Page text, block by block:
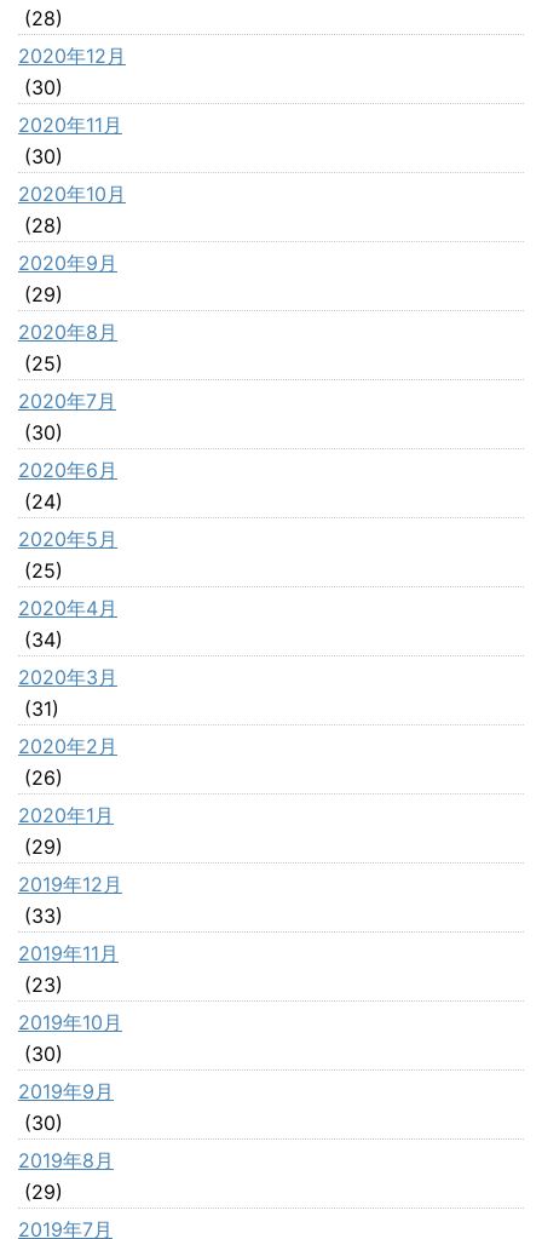
(28)
2020年12月
(30)
2020年11月
(30)
2020年10月
(28)
2020年9月
(29)
2020年8月
(25)
2020年7月
(30)
2020年6月
(24)
2020年5月
(25)
2020年4月
(34)
2020年3月
(31)
2020年2月
(26)
2020年1月
(29)
2019年12月
(33)
2019年11月
(23)
2019年10月
(30)
2019年9月
(30)
2019年8月
(29)
2019年7月